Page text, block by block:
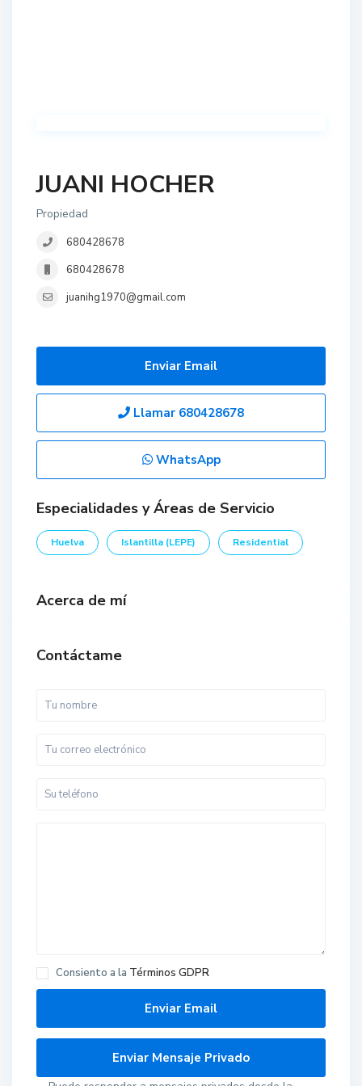
JUANI HOCHER
Propiedad
680428678
680428678
juanihg1970@gmail.com
Enviar Email
Llamar 680428678
WhatsApp
Especialidades y Áreas de Servicio
Huelva Islantilla (LEPE) Residential
Acerca de mí
Contáctame
Consiento a la Términos GDPR